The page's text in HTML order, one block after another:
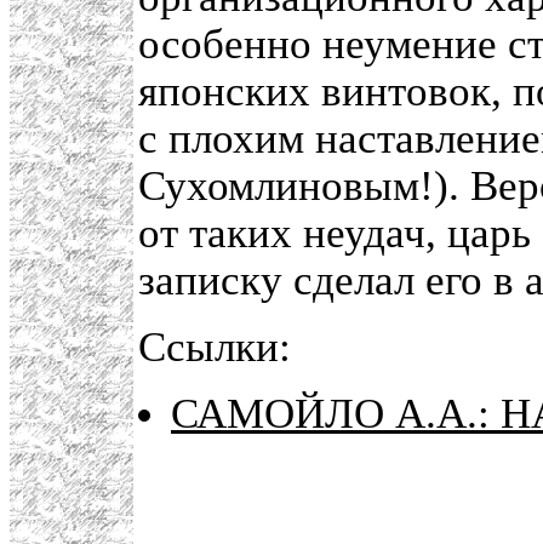
особенно неумение
японских винтовок,
с плохим
Сухомлиновым!).
от таких неудач,
записку сделал его
Ссылки:
САМОЙЛО А.А.: